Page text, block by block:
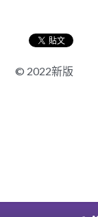
© 2022新版